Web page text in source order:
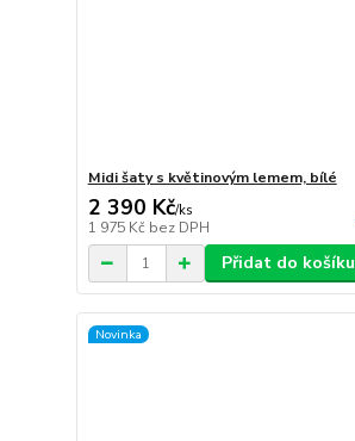
Midi šaty s květinovým lemem, bílé
2 390 Kč/ks
1 975 Kč bez DPH
Přidat do košíku
Novinka